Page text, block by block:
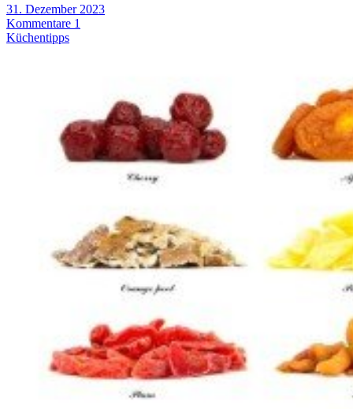
31. Dezember 2023
Kommentare 1
Küchentipps